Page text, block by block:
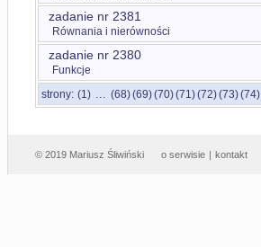
zadanie nr 2381
Równania i nierówności
zadanie nr 2380
Funkcje
strony: (1) ... (68)(69)(70)(71)(72)(73)(74)
© 2019 Mariusz Śliwiński o serwisie | kontakt